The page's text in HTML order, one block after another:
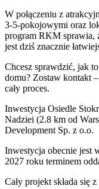
W połączeniu z
3-5-pokojowymi oraz
program RKM sprawia,
jest dziś znacznie
Chcesz sprawdzić, jak
domu? Zostaw kontakt
cały proces.
Inwestycja Osiedle
Nadziei (2.8 km od
Development Sp. z o.o.
Inwestycja obecnie jest
2027 roku terminem
Cały projekt składa się z